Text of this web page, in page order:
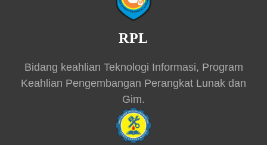
RPL
Bidang keahlian Teknologi Informasi, Program
Keahlian Pengembangan Perangkat Lunak dan
Gim.